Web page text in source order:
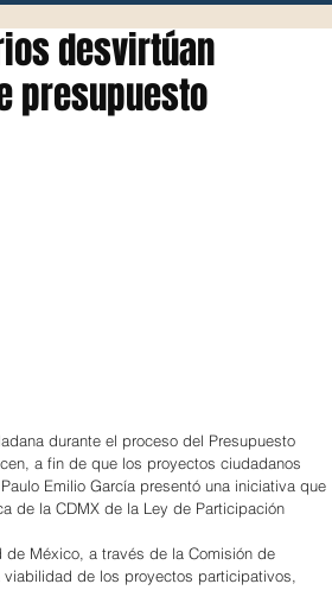
desvirtúan
presupuesto
durante el proceso del Presupuesto
a fin de que los proyectos ciudadanos
Emilio García presentó una iniciativa que
de la CDMX de la Ley de Participación
México, a través de la Comisión de
viabilidad de los proyectos participativos,